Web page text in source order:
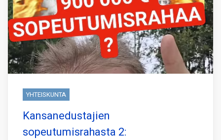
YHTEISKUNTA
Kansanedustajien
sopeutumisrahasta 2: